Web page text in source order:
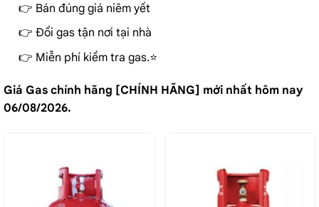
👉 Bán đúng giá niêm yết
👉 Đổi gas tận nơi tại nhà
👉 Miễn phí kiểm tra gas.⭐️
Giá Gas chính hãng [CHÍNH HÃNG] mới nhất hôm nay
06/08/2026.